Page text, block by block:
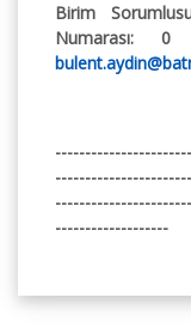
Birim
Numarası: 0
-------------------